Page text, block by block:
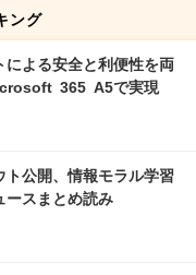
ング
による安全と利便性を両
365 A5で実現
ト公開、情報モラル学習
ースまとめ読み